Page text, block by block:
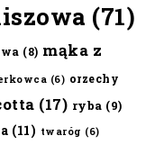
(71)
(8) mąka z
(6) orzechy
(17) ryba (9)
(11) twaróg (6)